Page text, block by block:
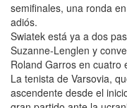
semifinales, una ronda
adiós.
Swiatek está ya a dos
Suzanne-Lenglen y
Roland Garros en cuatro
La tenista de Varsovia,
ascendente desde el